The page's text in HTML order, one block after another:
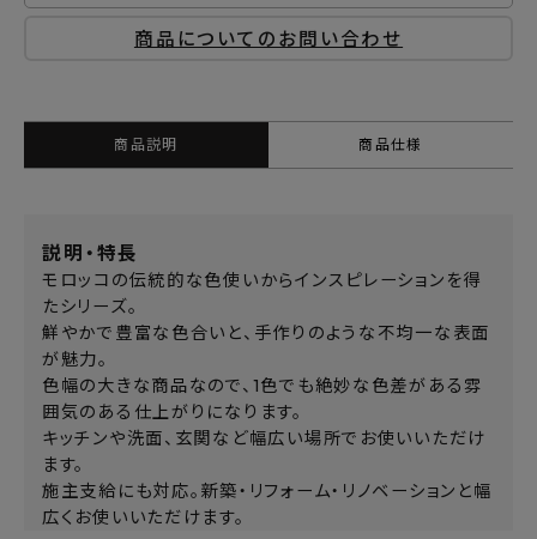
商品についてのお問い合わせ
商品説明 商品仕様
説明・特長
モロッコの伝統的な色使いからインスピレーションを得
たシリーズ。
鮮やかで豊富な色合いと、手作りのような不均一な表面
が魅力。
色幅の大きな商品なので、1色でも絶妙な色差がある雰
囲気のある仕上がりになります。
キッチンや洗面、玄関など幅広い場所でお使いいただけ
ます。
施主支給にも対応。新築・リフォーム・リノベーションと幅
広くお使いいただけます。